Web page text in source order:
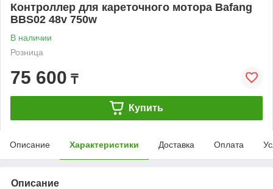
Контроллер для кареточного мотора Bafang
BBS02 48v 750w
В наличии
Розница
75 600 ₸
Купить
Описание Характеристики Доставка Оплата
Описание